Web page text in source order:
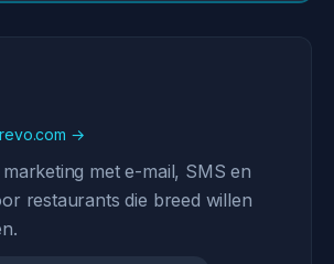
→
met e-mail, SMS en
restaurants die breed willen